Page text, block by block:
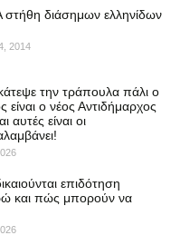
διάσημων ελληνίδων
2014
την τράπουλα πάλι ο
ο νέος Αντιδήμαρχος
αυτές είναι οι
επιδότηση
και πώς μπορούν να